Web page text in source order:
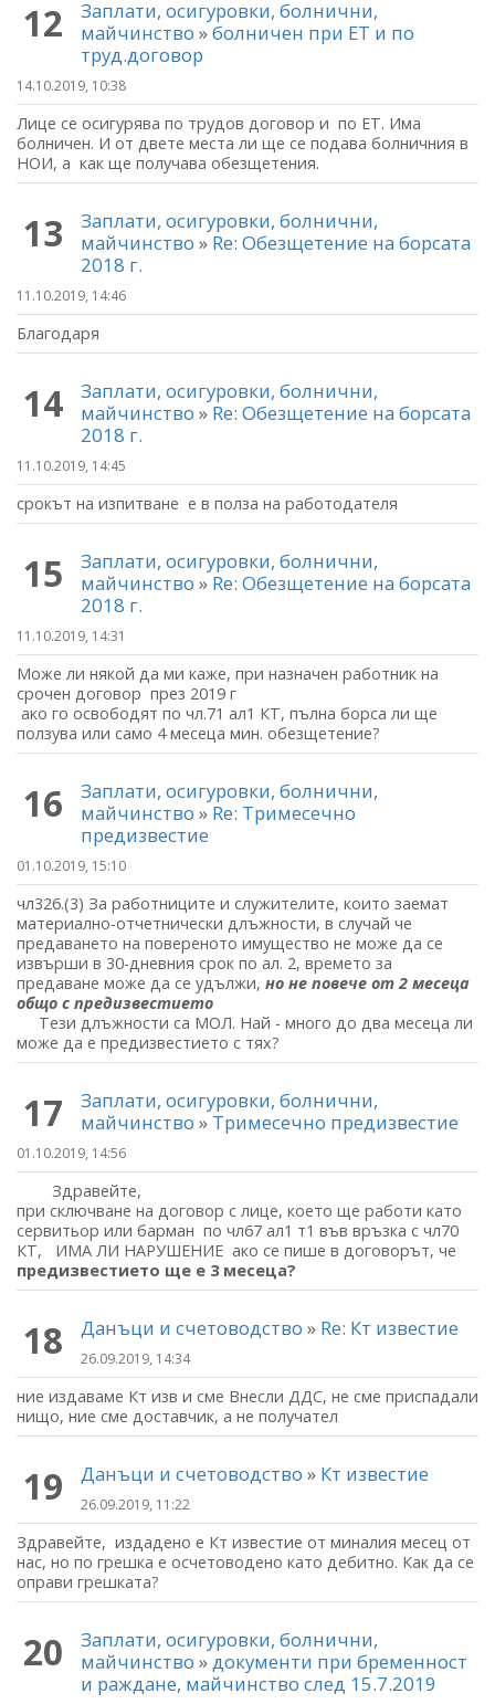
12
Заплати, осигуровки, болнични,
майчинство»болничен при ЕТ и по
труд.договор
14.10.2019, 10:38
Лице се осигурява по трудов договор и по ЕТ. Има
болничен. И от двете места ли ще се подава болничния в
НОИ, а как ще получава обезщетения.
13
Заплати, осигуровки, болнични,
майчинство» Re: Обезщетение на борсата
2018 г.
11.10.2019, 14:46
Благодаря
14
Заплати, осигуровки, болнични,
майчинство» Re: Обезщетение на борсата
2018 г.
11.10.2019, 14:45
срокът на изпитване е в полза на работодателя
15
Заплати, осигуровки, болнични,
майчинство» Re: Обезщетение на борсата
2018 г.
11.10.2019, 14:31
Може ли някой да ми каже, при назначен работник на
срочен договор през 2019 г
ако го освободят по чл.71 ал1 КТ, пълна борса ли ще
ползува или само 4 месеца мин. обезщетение?
16
Заплати, осигуровки, болнични,
майчинство» Re: Тримесечно
предизвестие
01.10.2019, 15:10
чл326.(3) За работниците и служителите, които заемат
материално-отчетнически длъжности, в случай че
предаването на повереното имущество не може да се
извърши в 30-дневния срок по ал. 2, времето за
предаване може да се удължи, но не повече от 2 месеца
общо с предизвестието
Тези длъжности са МОЛ. Най - много до два месеца ли
може да е предизвестието с тях?
17
Заплати, осигуровки, болнични,
майчинство» Тримесечно предизвестие
01.10.2019, 14:56
Здравейте,
при сключване на договор с лице, което ще работи като
сервитьор или барман по чл67 ал1 т1 във връзка с чл70
КТ, ИМА ЛИ НАРУШЕНИЕ ако се пише в договорът, че
предизвестието ще е 3 месеца?
18 Данъци и счетоводство » Re: Кт известие
26.09.2019, 14:34
ние издаваме Кт изв и сме Внесли ДДС, не сме приспадали
нищо, ние сме доставчик, а не получател
19 Данъци и счетоводство » Кт известие
26.09.2019, 11:22
Здравейте, издадено е Кт известие от миналия месец от
нас, но по грешка е осчетоводено като дебитно. Как да се
оправи грешката?
20
Заплати, осигуровки, болнични,
майчинство»документи при бременност
и раждане, майчинство след 15.7.2019